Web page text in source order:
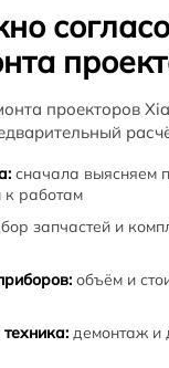
проектора
проектора
накаливания
проекторов
сначала выясняем
к работам
запчастей и
объём и
демонтаж и